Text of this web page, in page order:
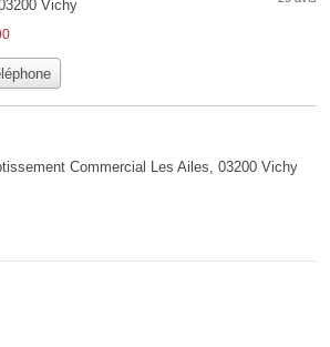
Vichy
Commercial Les Ailes, 03200 Vichy